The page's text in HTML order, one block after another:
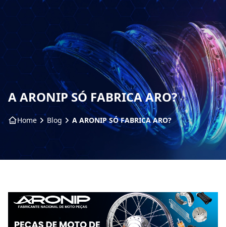
SOBRE NÓS
PRODUTOS
ARO ARTS
CONTATO
BLOG
A ARONIP SÓ FABRICA ARO?
Home Blog A ARONIP SÓ FABRICA ARO?